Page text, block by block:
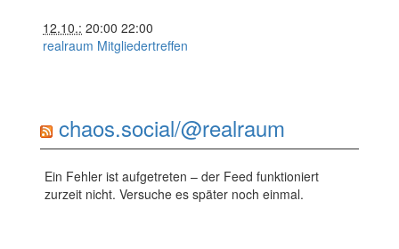
12.10.: 20:00 22:00
realraum Mitgliedertreffen
chaos.social/@realraum
Ein Fehler ist aufgetreten – der Feed funktioniert
zurzeit nicht. Versuche es später noch einmal.